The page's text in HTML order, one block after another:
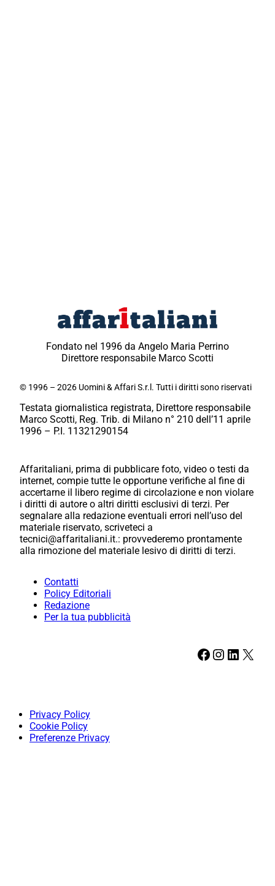
Fondato nel 1996 da Angelo Maria Perrino
Direttore responsabile Marco Scotti
© 1996 – 2026 Uomini & Affari S.r.l. Tutti i diritti sono riservati
Testata giornalistica registrata, Direttore responsabile
Marco Scotti, Reg. Trib. di Milano n° 210 dell’11 aprile
1996 – P.I. 11321290154
Affaritaliani, prima di pubblicare foto, video o testi da
internet, compie tutte le opportune verifiche al fine di
accertarne il libero regime di circolazione e non violare
i diritti di autore o altri diritti esclusivi di terzi. Per
segnalare alla redazione eventuali errori nell’uso del
materiale riservato, scriveteci a
tecnici@affaritaliani.it.: provvederemo prontamente
alla rimozione del materiale lesivo di diritti di terzi.
Contatti
Policy Editoriali
Redazione
Per la tua pubblicità
Facebook Instagram LinkedIn X
Privacy Policy
Cookie Policy
Preferenze Privacy